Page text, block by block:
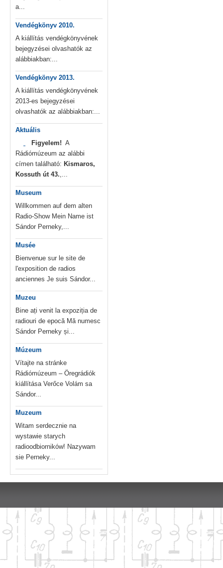
a...
Vendégkönyv 2010.
A kiállítás vendégkönyvének
bejegyzései olvashatók az
alábbiakban:...
Vendégkönyv 2013.
A kiállítás vendégkönyvének
2013-es bejegyzései
olvashatók az alábbiakban:...
Aktuális
Figyelem! A
Rádiómúzeum az alábbi
címen található: Kismaros,
Kossuth út 43.,...
Museum
Willkommen auf dem alten
Radio-Show Mein Name ist
Sándor Perneky,...
Musée
Bienvenue sur le site de
l'exposition de radios
anciennes Je suis Sándor...
Muzeu
Bine ați venit la expoziția de
radiouri de epocă Mă numesc
Sándor Perneky și...
Múzeum
Vítajte na stránke
Rádiómúzeum – Öregrádiók
kiállítása Verőce Volám sa
Sándor...
Muzeum
Witam serdecznie na
wystawie starych
radioodbiorników! Nazywam
sie Perneky...